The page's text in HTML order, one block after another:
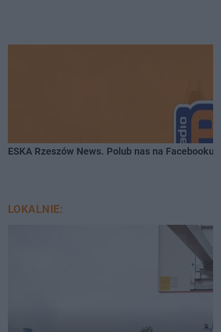
ESKA Rzeszów News. Polub nas na Facebooku!
LOKALNIE: